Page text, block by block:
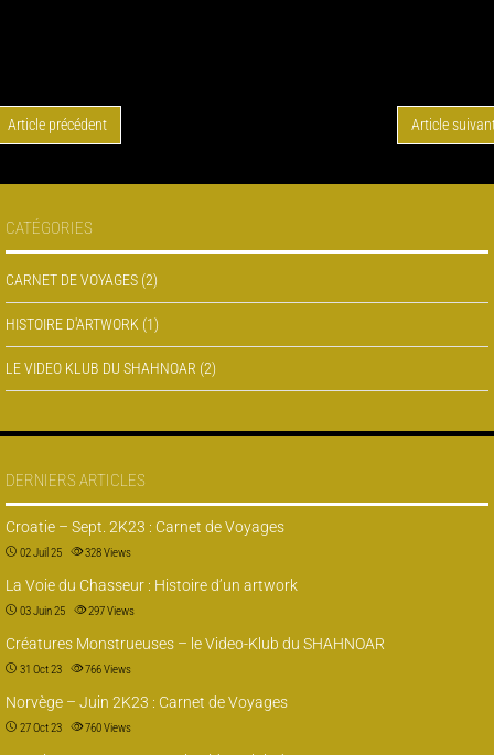
NAVIGATION
Article précédent Article
CATÉGORIES
CARNET DE VOYAGES (2)
HISTOIRE D'ARTWORK (1)
LE VIDEO KLUB DU SHAHNOAR (2)
DERNIERS ARTICLES
Croatie – Sept. 2K23 : Carnet de Voyages
02 Juil 25 328Views
La Voie du Chasseur : Histoire d’un artwork
03 Juin 25 297Views
Créatures Monstrueuses – le Video-Klub du SHAHNOAR
31 Oct 23 766Views
Norvège – Juin 2K23 : Carnet de Voyages
27 Oct 23 760Views